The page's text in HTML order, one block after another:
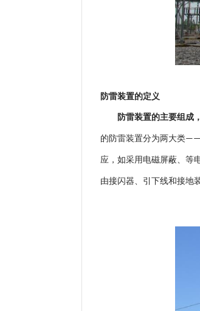
防雷装置的定义
防雷装置的主要组成，
的防雷装置分为两大类
应，如采用电磁屏蔽、等
由接闪器、引下线和接地